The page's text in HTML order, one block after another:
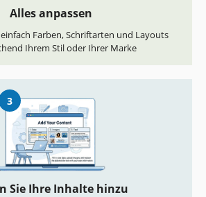
Alles anpassen
Farben, Schriftarten und Layouts
Ihrem Stil oder Ihrer Marke
3
Sie Ihre Inhalte hinzu